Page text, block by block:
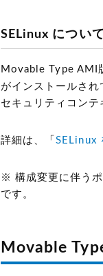
SELinux について
Movable Type AMI
がインストールされ
セキュリティコン
詳細は、「SELinux
※ 構成変更に伴う
です。
Movable